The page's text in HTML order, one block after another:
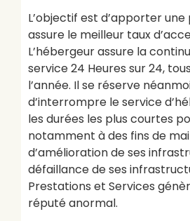
L’objectif est d’apporter
assure le meilleur taux
L’hébergeur assure la
service 24 Heures sur 24,
l’année. Il se réserve
d’interrompre le service
les durées les plus courtes
notamment à des fins de
d’amélioration de ses
défaillance de ses
Prestations et Services
réputé anormal.